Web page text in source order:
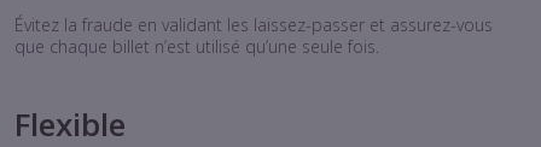
Évitez la fraude en validant les laissez-passer et assurez-vous
que chaque billet n’est utilisé qu’une seule fois.
Flexible